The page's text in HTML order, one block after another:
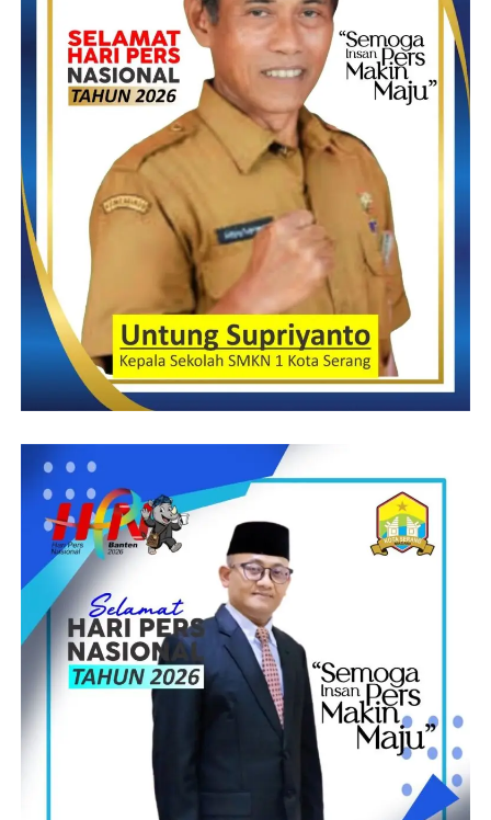
đang sở hữu chiều dai cũng như rộng thon, từ 5 mang lại 10 cm.
Vỏ không nhắc của xổ số kiến thiết thường đang
sở hữu màu sắc nhãi con, phụ thuộc vào vẻ mặt
ngoài, từ đỏ mang lại đá quý.
Phần giết mổ quả mềm mại cũng như mềm mịn,
phía mặt trong chứa chấp chứa chấp nhiều hạt
thon, thường đang sở hữu tính ngọt hoặc chua
nhẹ.
Thành Phần Dinh Dưỡng
xổ số kiến thiết là nguồn cung nhiều vitamin cũng như khoáng
vật khẩn cấp mang lại cơ thể.
Vitamin C: Giúp bức tốc bộ miễn nhiễm cũng
Chất xơ: Hỗ trợ tiêu hóa cũng như giúp điều
hành cũng như kiểm soát cân.
Khoáng hóa học: Như kali, magiê cũng như
canxi, vô cùng khẩn cấp mang lại chuyển động
chạy bộ của cơ bắp cũng như xương.
Lợi Ích Sức Khỏe Từ xổ số kiến
thiết
Sự phối hợp giữa phần nhiều thành phần dinh chuyên sóc đang
đang sản xuất ra nhiều một thể ích lý tưởng mang lại sức khỏe
của xổ số kiến thiết.